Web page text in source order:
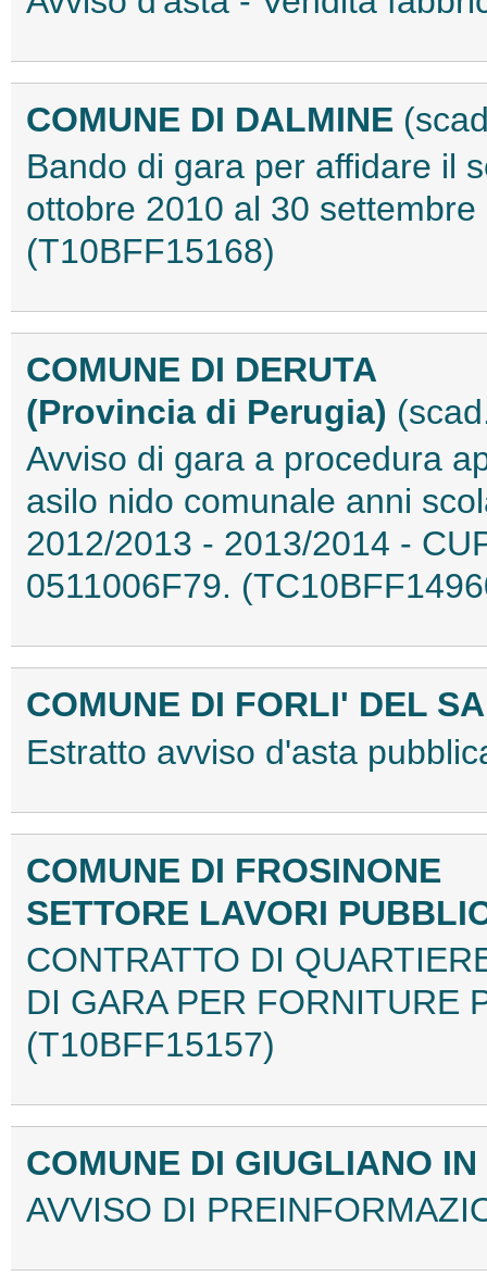
COMUNE DI DALMINE
Bando di gara per affidare il
ottobre 2010 al 30
(T10BFF15168)
COMUNE DI DERUTA
(Provincia di Perugia)
Avviso di gara a procedura
asilo nido comunale anni
2012/2013 - 2013/2014 -
0511006F79.
COMUNE DI FORLI' DEL
Estratto avviso d'asta
COMUNE DI FROSINONE
SETTORE LAVORI
CONTRATTO DI
DI GARA PER FORNITURE
(T10BFF15157)
COMUNE DI GIUGLIANO
AVVISO DI